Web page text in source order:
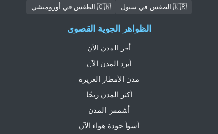
🇰🇷 الطقس في سيول
🇨🇳 الطقس في أورومتشي
الظواهر الجوية القصوى
أحر المدن الآن
أبرد المدن الآن
مدن الأمطار الغزيرة
أكثر المدن ريحًا
أشمس المدن
أسوأ جودة هواء الآن